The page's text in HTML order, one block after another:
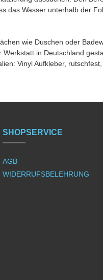
Wasser unterhalb der
wie Duschen oder
in Deutschland
Vinyl Aufkleber,
SHOPSERVICE
AGB
WIDERRUFSBELEHRUNG